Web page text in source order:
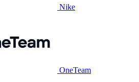
Nike
OneTeam